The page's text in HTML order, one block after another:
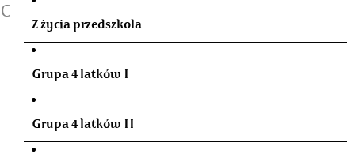
Czytający rodzice w czerwcu
Z życia przedszkola
Grupa 4 latków I
Grupa 4 latków II